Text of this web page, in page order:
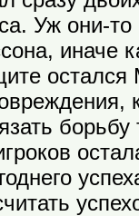
Уж они-
иначе
остался